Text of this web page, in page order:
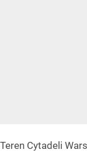
Teren Cytadeli